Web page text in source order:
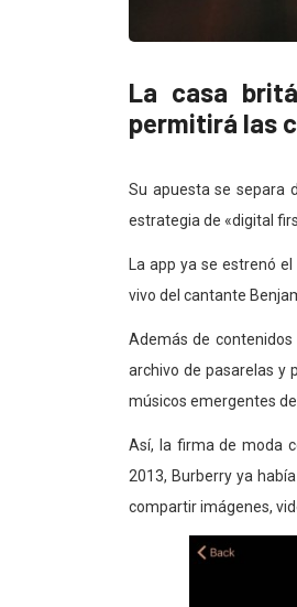
La casa
permitirá las
Su apuesta se separa
estrategia de «digital
La app ya se estrenó
vivo del cantante
Además de
archivo de pasarelas y
músicos emergentes de
Así, la firma de moda
2013, Burberry ya
compartir imágenes,